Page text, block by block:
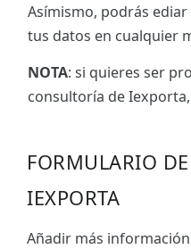
Asímismo, podrás
tus datos en cualquier
NOTA: si quieres ser
consultoría de
FORMULARIO
IEXPORTA
Añadir más